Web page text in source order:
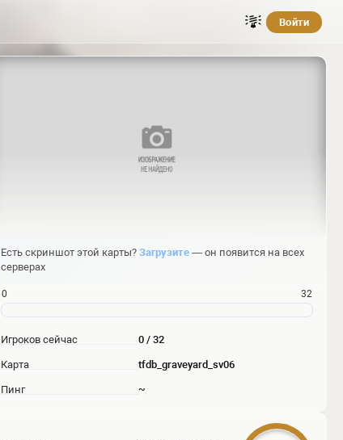
Войти
Есть скриншот этой карты? Загрузите — он появится на всех
серверах
0 32
Игроков сейчас 0 / 32
Карта tfdb_graveyard_sv06
Пинг ~